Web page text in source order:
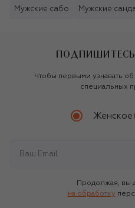
Мужские сабо Мужские
Чтобы первыми узнавать
специальных
Женское
Продолжая, вы
на обработку